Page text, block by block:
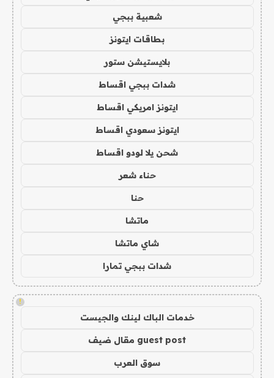
شعبية ببجي
بطاقات ايتونز
بلايستيشن ستور
شدات ببجي اقساط
ايتونز امريكي اقساط
ايتونز سعودي اقساط
شحن يلا لودو اقساط
حناء شعر
حنا
ماتشا
شاي ماتشا
شدات ببجي تمارا
!
خدمات الباك لينك والجيست
guest post مقال ضيف
سوق العرب